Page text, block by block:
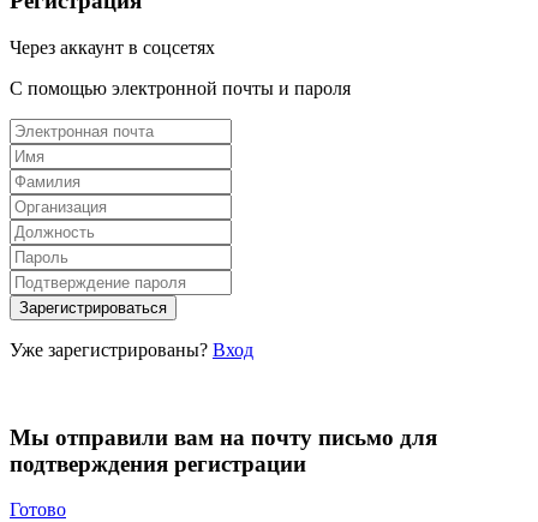
Через аккаунт в соцсетях
С помощью электронной почты и пароля
Уже зарегистрированы? Вход
Мы отправили вам на почту письмо для
подтверждения регистрации
Готово